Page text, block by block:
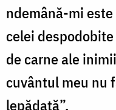
ndemână-mi
celei
de carne ale
cuvântul meu nu
lepădată”.